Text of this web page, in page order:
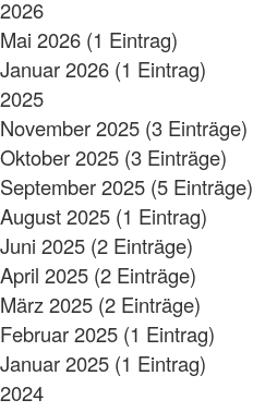
2026
Mai 2026 (1 Eintrag)
Januar 2026 (1 Eintrag)
2025
November 2025 (3 Einträge)
Oktober 2025 (3 Einträge)
September 2025 (5 Einträge)
August 2025 (1 Eintrag)
Juni 2025 (2 Einträge)
April 2025 (2 Einträge)
März 2025 (2 Einträge)
Februar 2025 (1 Eintrag)
Januar 2025 (1 Eintrag)
2024